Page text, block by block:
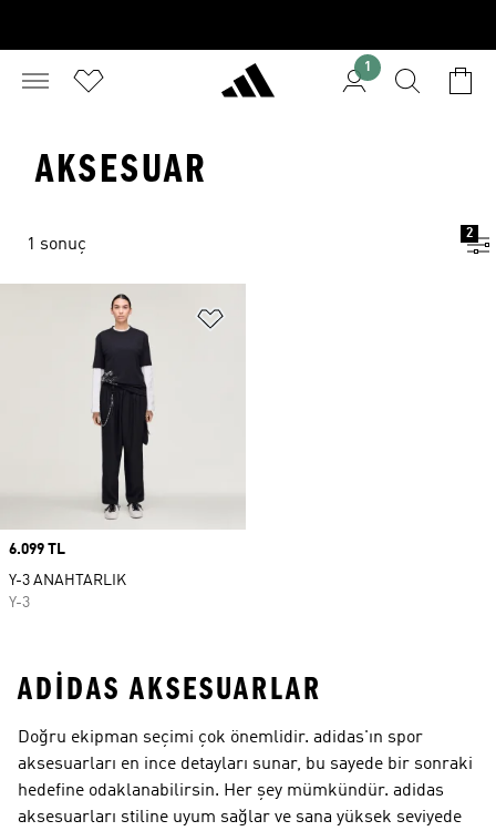
1
AKSESUAR
1 sonuç
2
Price
6.099 TL
Y-3 ANAHTARLIK
Y-3
ADIDAS AKSESUARLAR
Doğru ekipman seçimi çok önemlidir. adidas'ın spor
aksesuarları en ince detayları sunar, bu sayede bir sonraki
hedefine odaklanabilirsin. Her şey mümkündür. adidas
aksesuarları stiline uyum sağlar ve sana yüksek seviyede